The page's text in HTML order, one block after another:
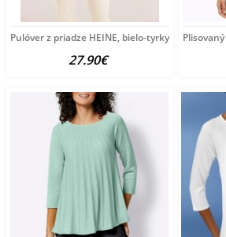
Pulóver z priadze HEINE, bielo-tyrkysový
27.90€